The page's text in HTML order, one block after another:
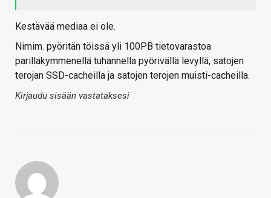
Kestävää mediaa ei ole.
Nimim. pyöritän töissä yli 100PB tietovarastoa
parillakymmenellä tuhannella pyörivällä levyllä, satojen
terojan SSD-cacheilla ja satojen terojen muisti-cacheilla.
Kirjaudu sisään vastataksesi